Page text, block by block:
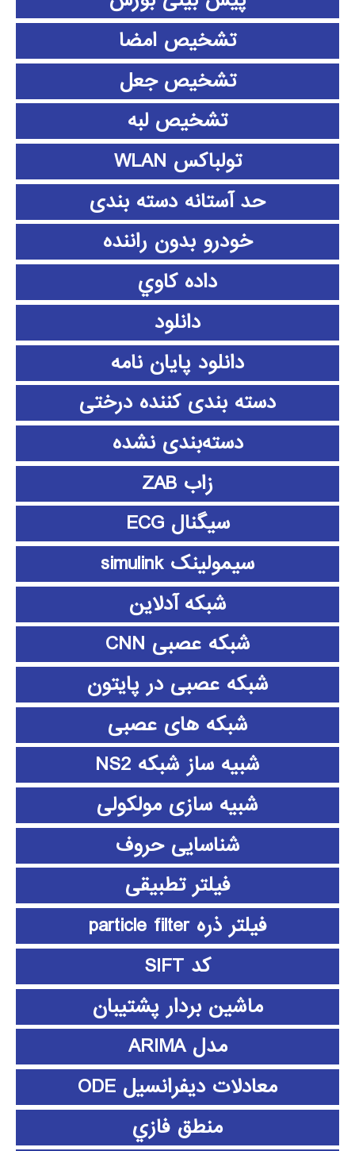
تشخیص امضا
تشخیص جعل
تشخیص لبه
تولباکس WLAN
حد آستانه دسته بندی
خودرو بدون راننده
داده كاوي
دانلود
دانلود پايان نامه
دسته بندی کننده درختی
دسته‌بندی نشده
زاب ZAB
سیگنال ECG
سیمولینک simulink
شبکه آدلاین
شبکه عصبی CNN
شبکه عصبی در پایتون
شبکه های عصبی
شبیه ساز شبکه NS2
شبیه سازی مولکولی
شناسایی حروف
فیلتر تطبیقی
فیلتر ذره particle filter
کد SIFT
ماشین بردار پشتیبان
مدل ARIMA
معادلات دیفرانسیل ODE
منطق فازي